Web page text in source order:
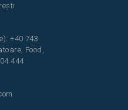
+40 743
Food,
444